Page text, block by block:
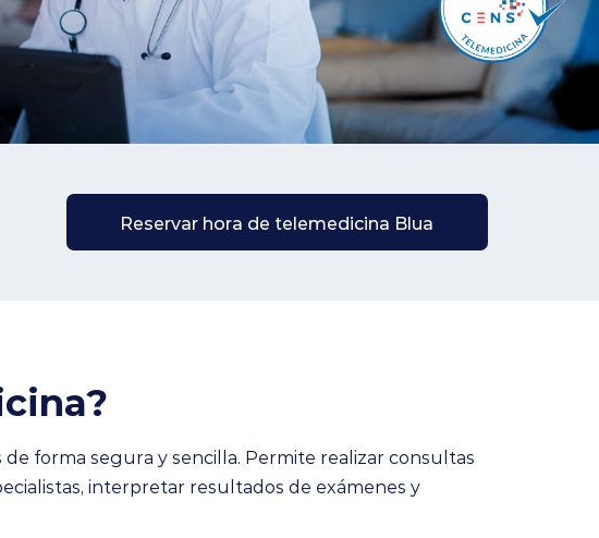
Reservar hora de telemedicina Blua
?
forma segura y sencilla. Permite realizar consultas
interpretar resultados de exámenes y